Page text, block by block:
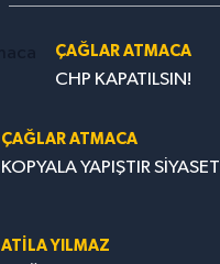
ÇAĞLAR ATMACA
CHP KAPATILSIN!
ÇAĞLAR ATMACA
KOPYALA YAPIŞTIR SİYASET
ATILA YILMAZ